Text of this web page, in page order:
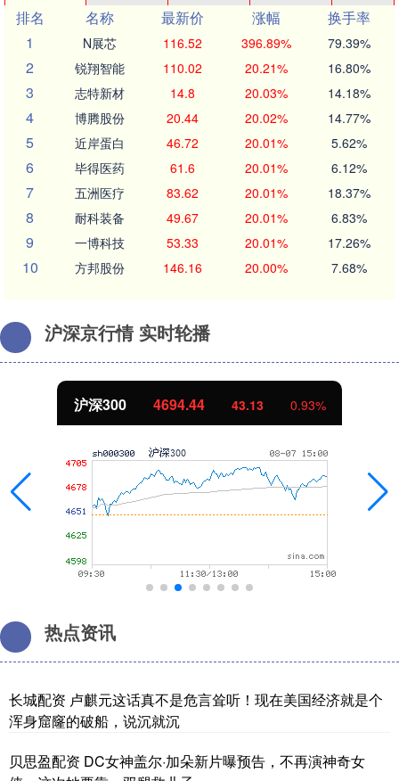
排名
名称 最新价 涨幅
换手率
1
N展芯 116.52 396.89% 79.39%
2 锐翔智能 110.02 20.21% 16.80%
3 志特新材 14.8 20.03% 14.18%
4 博腾股份 20.44 20.02% 14.77%
5 近岸蛋白 46.72 20.01% 5.62%
6 毕得医药 61.6 20.01% 6.12%
7 五洲医疗 83.62 20.01% 18.37%
8 耐科装备 49.67 20.01% 6.83%
9 一博科技 53.33 20.01% 17.26%
10 方邦股份 146.16 20.00% 7.68%
沪深京行情 实时轮播
北证50 1134.24 11.37 1.01%
热点资讯
长城配资 卢麒元这话真不是危言耸听！现在美国经济就是个
浑身窟窿的破船，说沉就沉
贝思盈配资 DC女神盖尔·加朵新片曝预告，不再演神奇女